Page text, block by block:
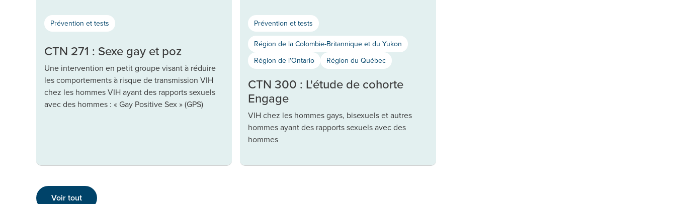
Prévention et tests
CTN 271 : Sexe gay et poz
Une intervention en petit groupe visant à réduire
les comportements à risque de transmission VIH
chez les hommes VIH ayant des rapports sexuels
avec des hommes : « Gay Positive Sex » (GPS)
Prévention et tests
Région de la Colombie-Britannique et du Yukon
Région de l'Ontario
Région du Québec
CTN 300 : L'étude de cohorte
Engage
VIH chez les hommes gays, bisexuels et autres
hommes ayant des rapports sexuels avec des
hommes
Voir tout